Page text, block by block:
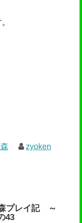
zyoken
プレイ記 ～
43